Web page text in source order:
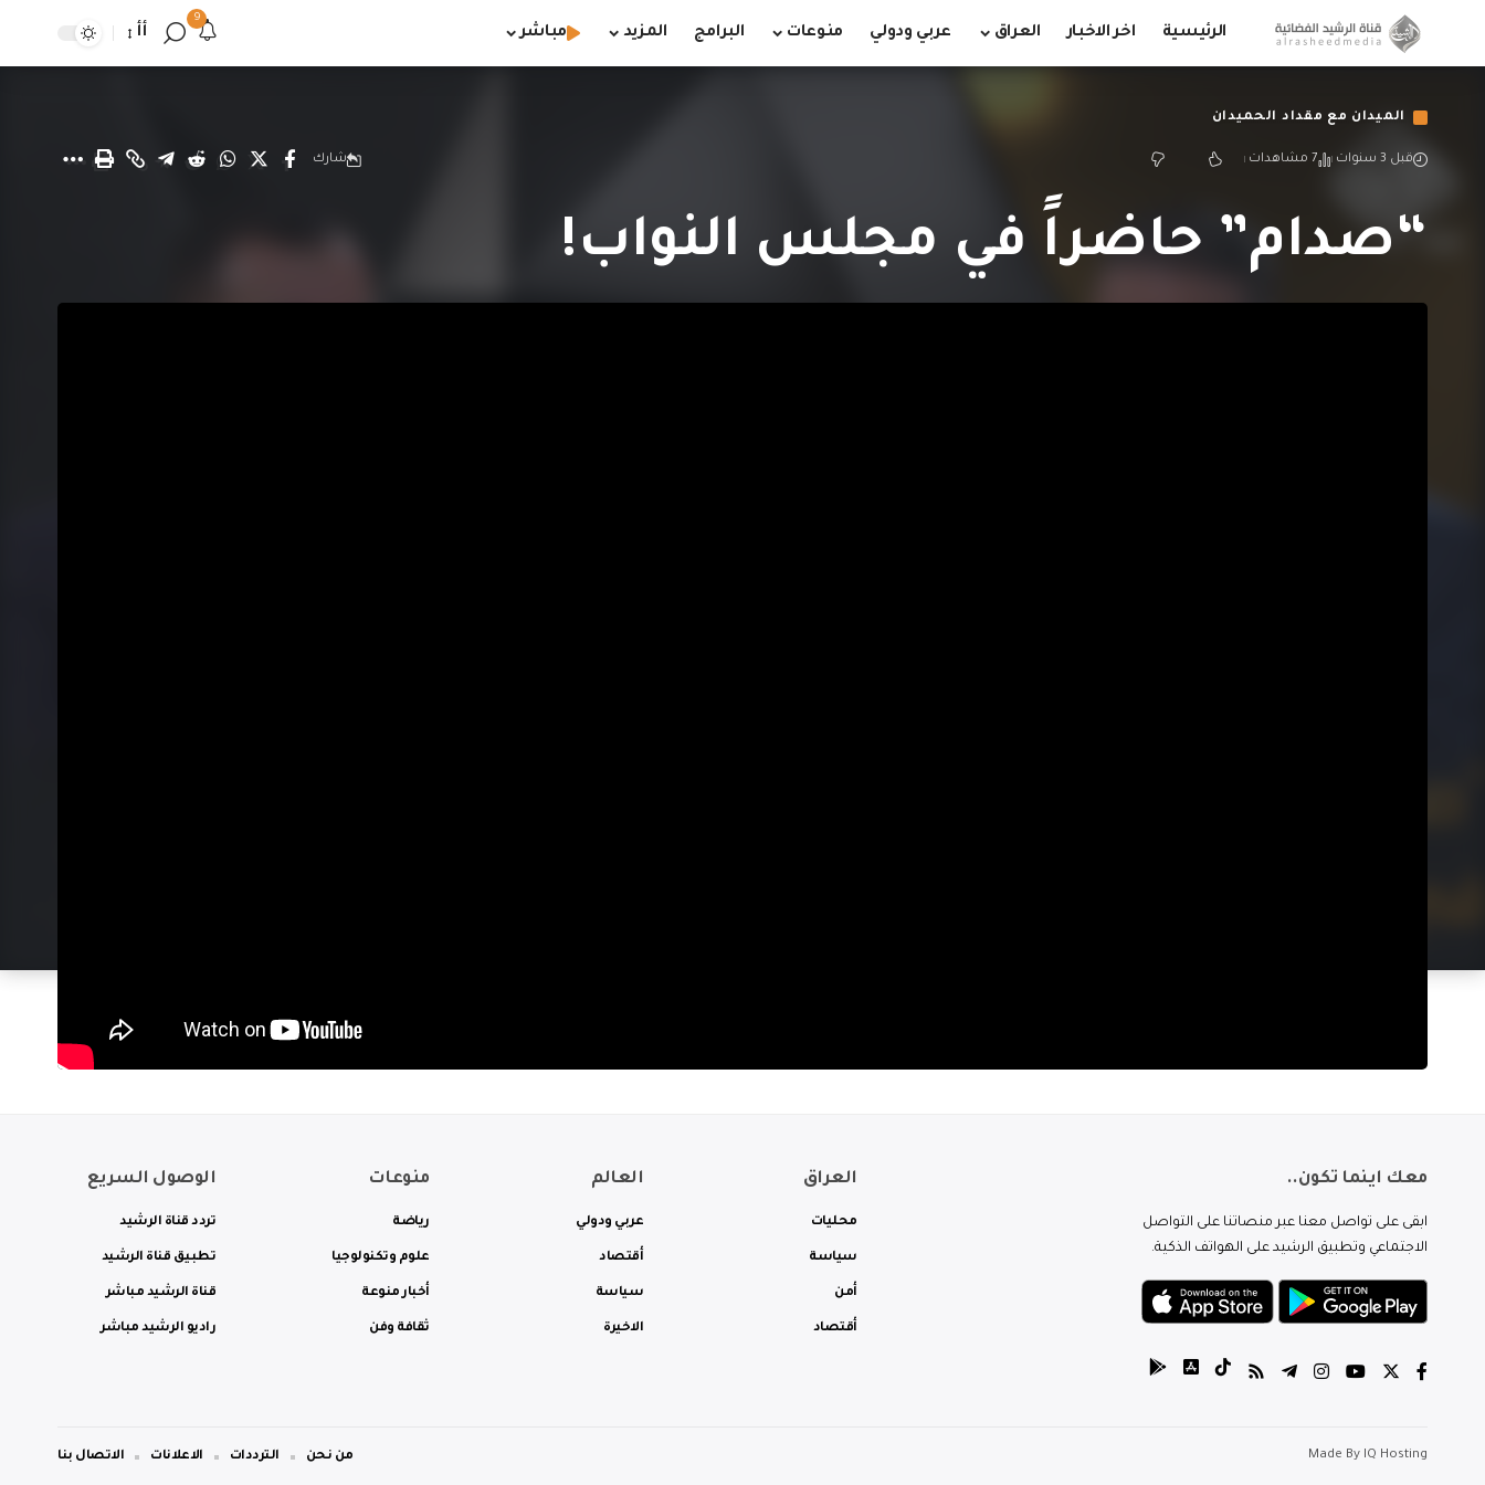
الرئيسية اخر الاخبار العراق عربي ودولي منوعات البرامج المزيد مباشر
9
أأ
الميدان مع مقداد الحميدان
قبل 3 سنوات 7 مشاهدات شارك
“صدام” حاضراً في مجلس النواب!
معك اينما تكون..
ابقى على تواصل معنا عبر منصاتنا على التواصل
الاجتماعي وتطبيق الرشيد على الهواتف الذكية.
العراق
محليات
سياسة
أمن
أقتصاد
العالم
عربي ودولي
أقتصاد
سياسة
الاخيرة
منوعات
رياضة
علوم وتكنولوجيا
أخبار منوعة
ثقافة وفن
الوصول السريع
تردد قناة الرشيد
تطبيق قناة الرشيد
قناة الرشيد مباشر
راديو الرشيد مباشر
Made By IQ Hosting من نحن الترددات الاعلانات الاتصال بنا